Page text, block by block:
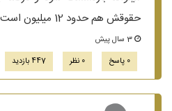
حقوقش هم حدود 12 میلیون است چقدر دریافتی باز نشس...
0 پاسخ
0 نظر 447 بازدید